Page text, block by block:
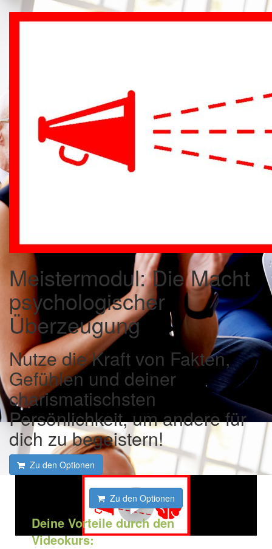
Meistermodul: Die Macht
psychologischer
Überzeugung
Nutze die Kraft von Fakten,
Gefühlen und deiner
charismatischsten
Persönlichkeit, um andere für
dich zu begeistern!
Zu den Optionen
Zu den Optionen
Deine Vorteile durch den
Videokurs: